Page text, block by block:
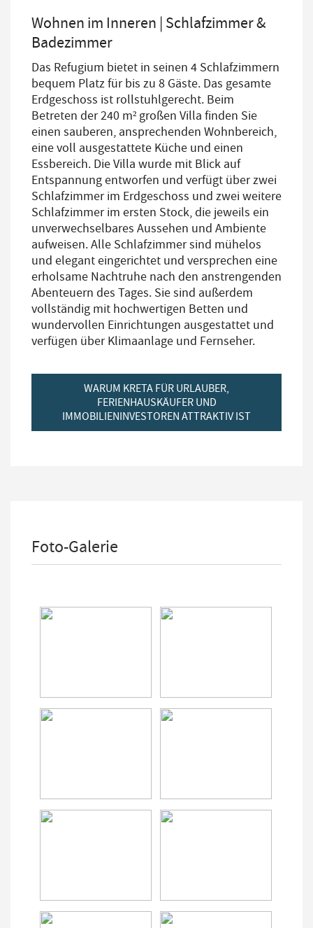
Wohnen im Inneren | Schlafzimmer &
Badezimmer
Das Refugium bietet in seinen 4 Schlafzimmern
bequem Platz für bis zu 8 Gäste. Das gesamte
Erdgeschoss ist rollstuhlgerecht. Beim
Betreten der 240 m² großen Villa finden Sie
einen sauberen, ansprechenden Wohnbereich,
eine voll ausgestattete Küche und einen
Essbereich. Die Villa wurde mit Blick auf
Entspannung entworfen und verfügt über zwei
Schlafzimmer im Erdgeschoss und zwei weitere
Schlafzimmer im ersten Stock, die jeweils ein
unverwechselbares Aussehen und Ambiente
aufweisen. Alle Schlafzimmer sind mühelos
und elegant eingerichtet und versprechen eine
erholsame Nachtruhe nach den anstrengenden
Abenteuern des Tages. Sie sind außerdem
vollständig mit hochwertigen Betten und
wundervollen Einrichtungen ausgestattet und
verfügen über Klimaanlage und Fernseher.
WARUM KRETA FÜR URLAUBER,
FERIENHAUSKÄUFER UND
IMMOBILIENINVESTOREN ATTRAKTIV IST
Foto-Galerie